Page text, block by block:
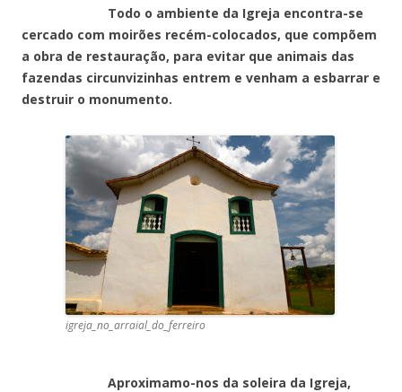
Todo o ambiente da Igreja encontra-se
cercado com moirões recém-colocados, que compõem
a obra de restauração, para evitar que animais das
fazendas circunvizinhas entrem e venham a esbarrar e
destruir o monumento.
igreja_no_arraial_do_ferreiro
Aproximamo-nos da soleira da Igreja,